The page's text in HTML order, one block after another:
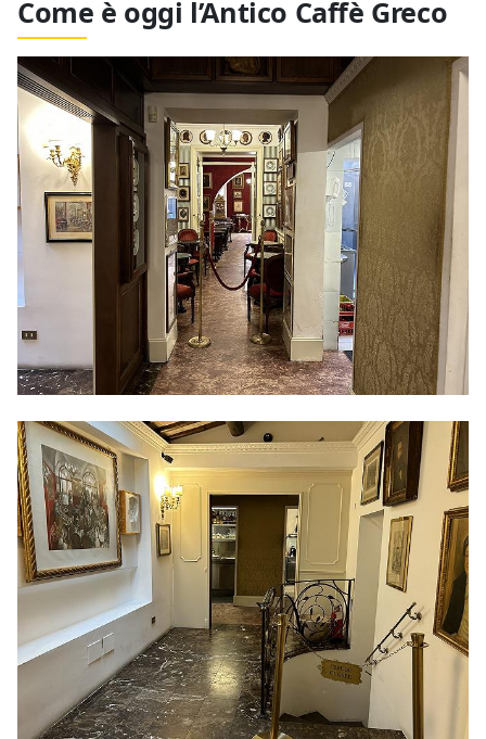
Come è oggi l’Antico Caffè Greco